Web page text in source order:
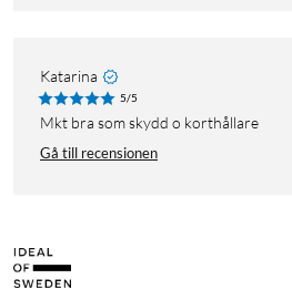
Katarina
5/5
Mkt bra som skydd o korthållare
Gå till recensionen